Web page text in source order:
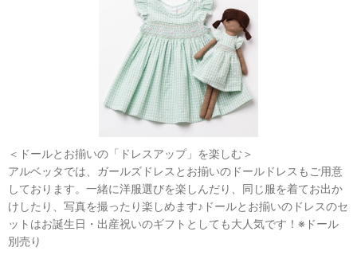
＜ドールとお揃いの「ドレスアップ」を楽しむ＞
アルベッタでは、ガールズドレスとお揃いのドールドレスもご用意
しております。一緒に洋服選びを楽しんだり、同じ服を着てお出か
けしたり、写真を撮ったり楽しめます♪ドールとお揃いのドレスのセ
ットはお誕生日・出産祝いのギフトとしても大人気です！※ドール
別売り